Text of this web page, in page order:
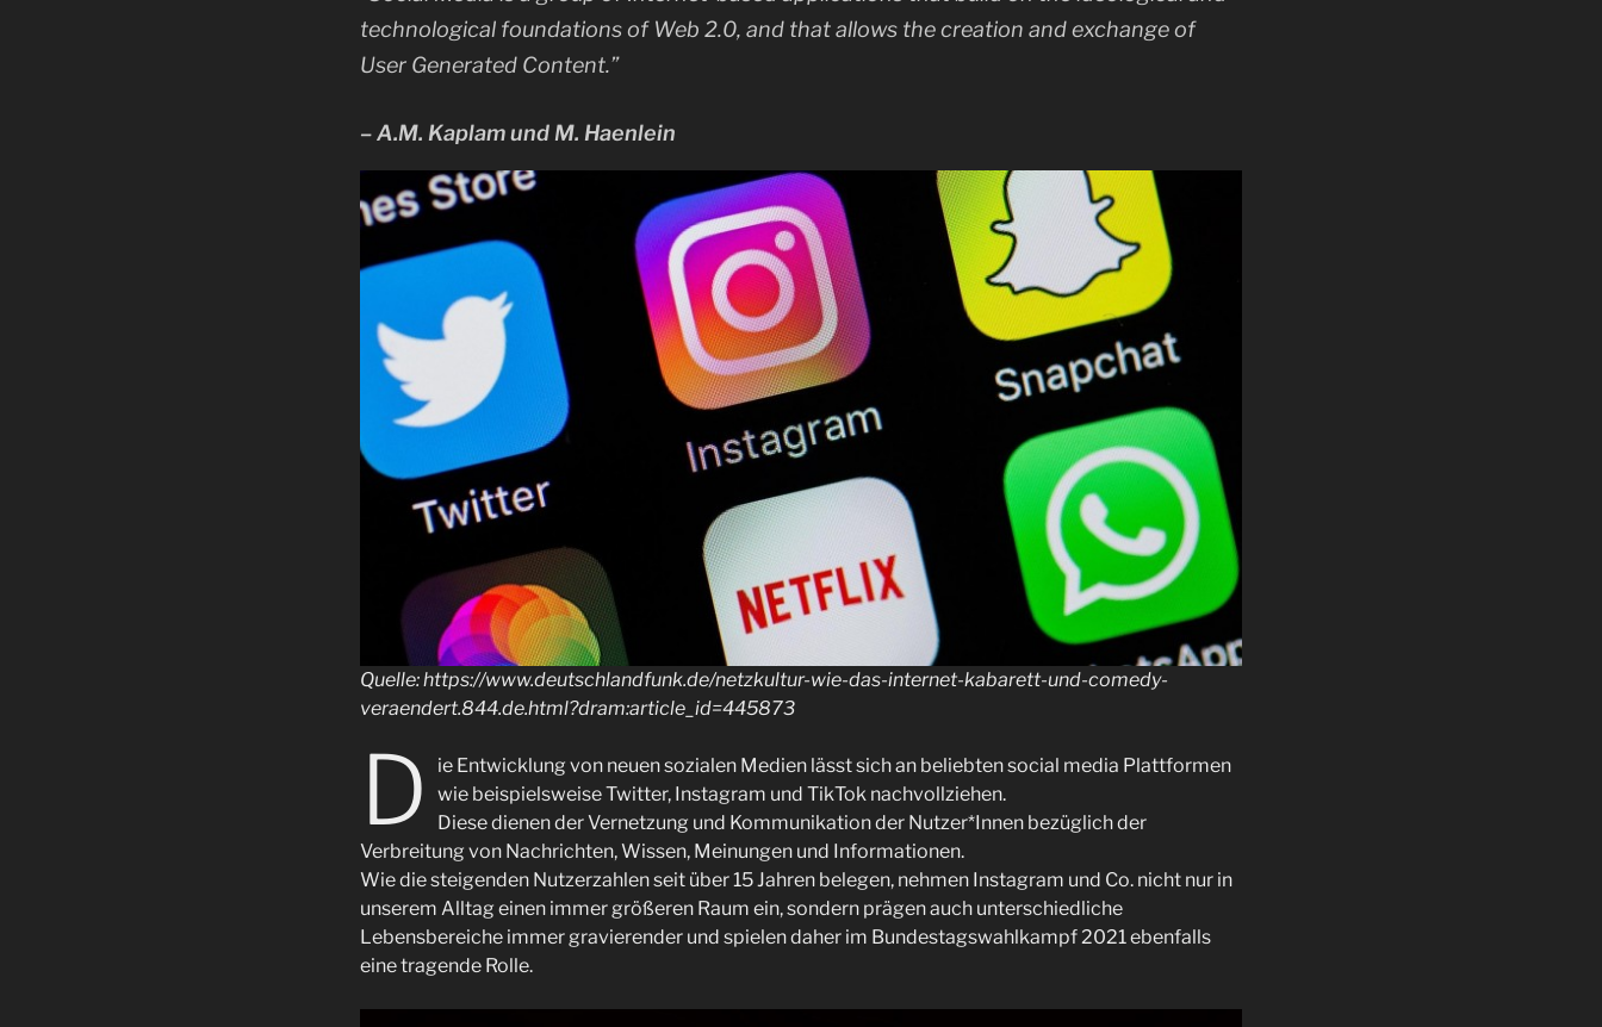
technological foundations of Web 2.0, and that allows the creation and exchange of
User Generated Content.”
– A.M. Kaplam und M. Haenlein
Quelle: https://www.deutschlandfunk.de/netzkultur-wie-das-internet-kabarett-und-comedy-
veraendert.844.de.html?dram:article_id=445873
D
ie Entwicklung von neuen sozialen Medien lässt sich an beliebten social media Plattformen
wie beispielsweise Twitter, Instagram und TikTok nachvollziehen.
Diese dienen der Vernetzung und Kommunikation der Nutzer*Innen bezüglich der
Verbreitung von Nachrichten, Wissen, Meinungen und Informationen.
Wie die steigenden Nutzerzahlen seit über 15 Jahren belegen, nehmen Instagram und Co. nicht nur in
unserem Alltag einen immer größeren Raum ein, sondern prägen auch unterschiedliche
Lebensbereiche immer gravierender und spielen daher im Bundestagswahlkampf 2021 ebenfalls
eine tragende Rolle.